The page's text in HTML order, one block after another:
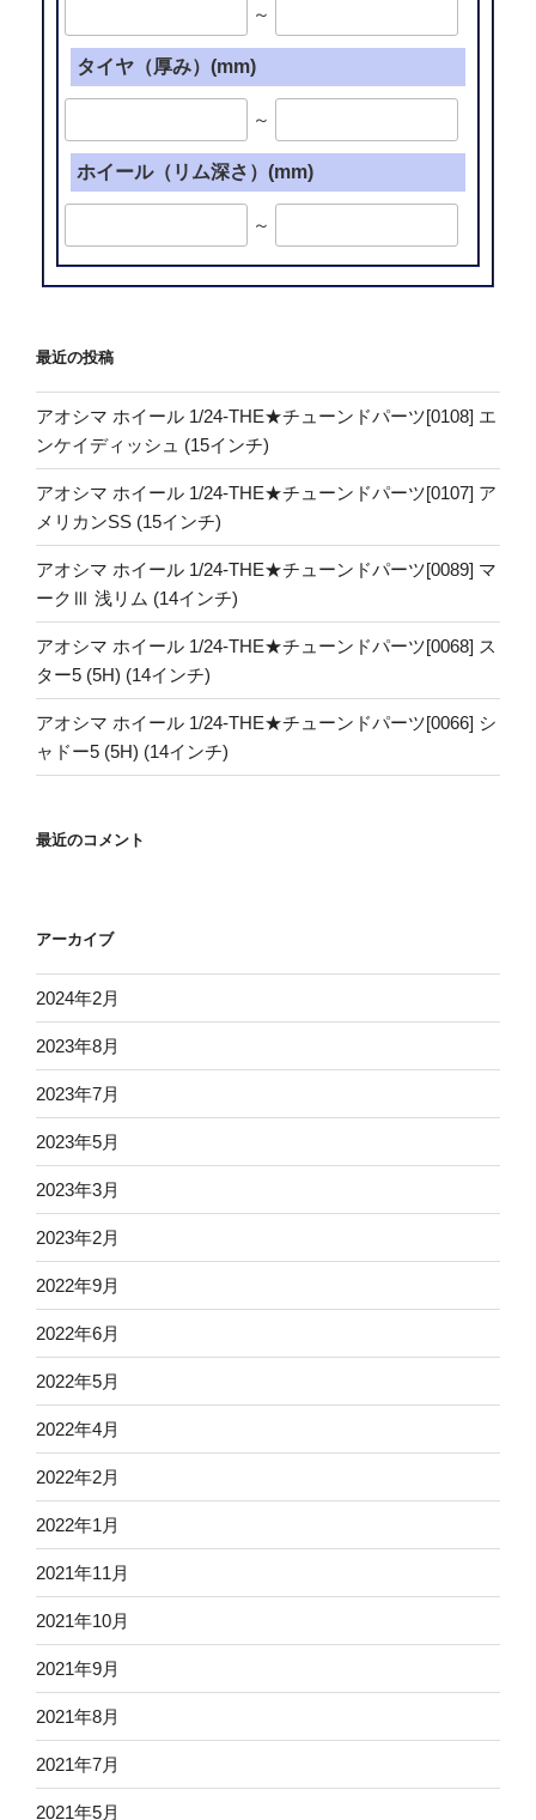
～
タイヤ（厚み）(mm)
～
ホイール（リム深さ）(mm)
～
最近の投稿
アオシマ ホイール 1/24-THE★チューンドパーツ[0108] エ
ンケイディッシュ (15インチ)
アオシマ ホイール 1/24-THE★チューンドパーツ[0107] ア
メリカンSS (15インチ)
アオシマ ホイール 1/24-THE★チューンドパーツ[0089] マ
ークⅢ 浅リム (14インチ)
アオシマ ホイール 1/24-THE★チューンドパーツ[0068] ス
ター5 (5H) (14インチ)
アオシマ ホイール 1/24-THE★チューンドパーツ[0066] シ
ャドー5 (5H) (14インチ)
最近のコメント
アーカイブ
2024年2月
2023年8月
2023年7月
2023年5月
2023年3月
2023年2月
2022年9月
2022年6月
2022年5月
2022年4月
2022年2月
2022年1月
2021年11月
2021年10月
2021年9月
2021年8月
2021年7月
2021年5月